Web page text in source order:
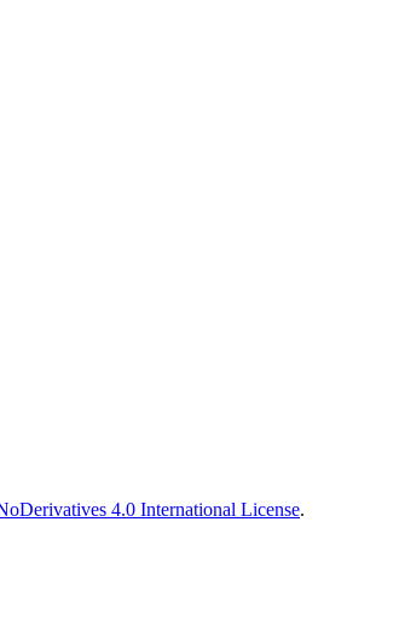
4.0 International License.